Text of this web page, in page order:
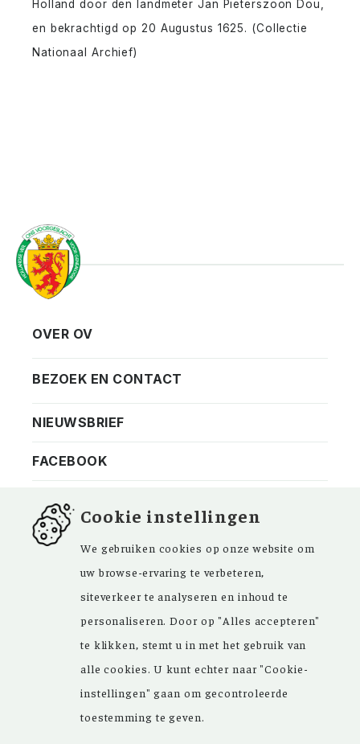
Holland door den landmeter Jan Pieterszoon Dou,
en bekrachtigd op 20 Augustus 1625. (Collectie
Nationaal Archief)
Vereniging
Privacy
Contact
Bezoekadres
OVER OV
BEZOEK EN CONTACT
NIEUWSBRIEF
FACEBOOK
Kom ‘Ons Voorgeslacht’ versterken. Sinds de
oprichting in 1946 zijn de inspirerende
artikelen in ons maandblad en meer dan
15.000 bestanden in onze databank een
grote hulp bij uw genealogisch onderzoek.
Copyright © 2026
Cookie instellingen
We gebruiken cookies op onze website om
uw browse-ervaring te verbeteren,
siteverkeer te analyseren en inhoud te
personaliseren. Door op "Alles accepteren"
te klikken, stemt u in met het gebruik van
alle cookies. U kunt echter naar "Cookie-
instellingen" gaan om gecontroleerde
toestemming te geven.